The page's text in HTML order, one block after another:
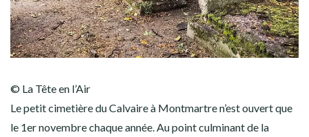
© La Tête en l’Air
Le petit cimetière du Calvaire à Montmartre n’est ouvert que
le 1er novembre chaque année. Au point culminant de la